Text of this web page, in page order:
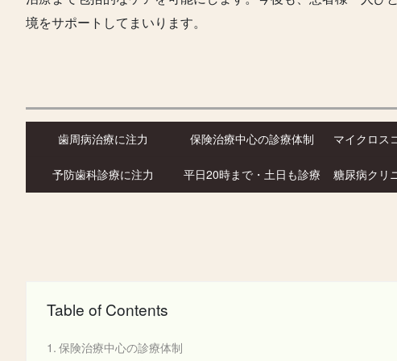
境をサポートしてまいります。
歯周病治療に注力 保険治療中心の診療体制 マイクロス
予防歯科診療に注力 平日20時まで・土日も診療 糖尿病クリ
Table of Contents
保険治療中心の診療体制